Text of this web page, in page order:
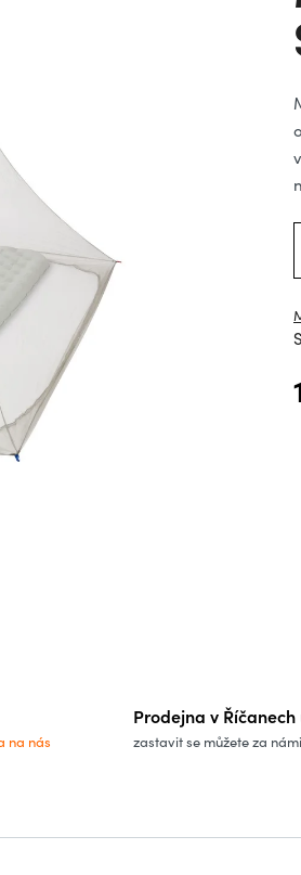
na nás
Prodejna v Říčanech
zastavit se můžete za